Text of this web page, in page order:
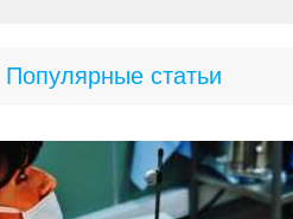
Популярные статьи